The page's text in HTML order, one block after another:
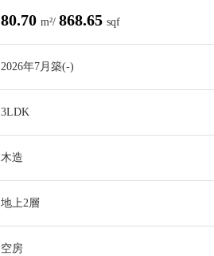
80.70 m²/ 868.65 sqf
2026年7月築(-)
3LDK
木造
地上2層
空房